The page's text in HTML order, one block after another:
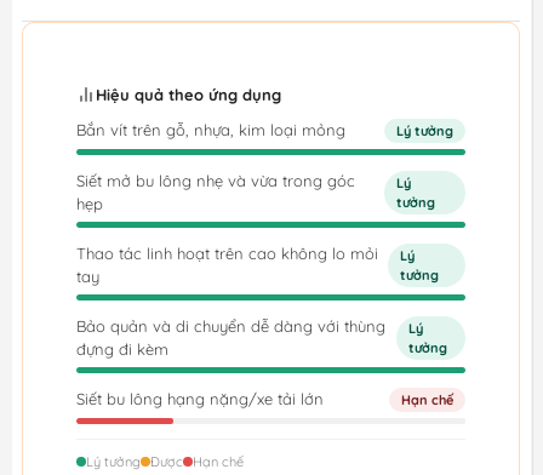
Hiệu quả theo ứng dụng
Bắn vít trên gỗ, nhựa, kim loại mỏng
Lý tưởng
Siết mở bu lông nhẹ và vừa trong góc
hẹp
Lý
tưởng
Thao tác linh hoạt trên cao không lo mỏi
tay
Lý
tưởng
Bảo quản và di chuyển dễ dàng với thùng
đựng đi kèm
Lý
tưởng
Siết bu lông hạng nặng/xe tải lớn Hạn chế
Lý tưởng Được
Hạn chế